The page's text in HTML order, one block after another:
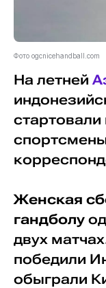
Фото ogcnicehandball.com
На летней
Женская
гандболу
двух
победили
обыграли